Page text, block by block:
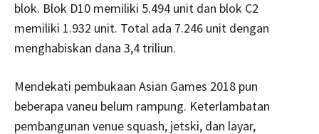
blok. Blok D10 memiliki 5.494 unit dan blok C2
memiliki 1.932 unit. Total ada 7.246 unit dengan
menghabiskan dana 3,4 triliun.
Mendekati pembukaan Asian Games 2018 pun
beberapa vaneu belum rampung. Keterlambatan
pembangunan venue squash, jetski, dan layar,